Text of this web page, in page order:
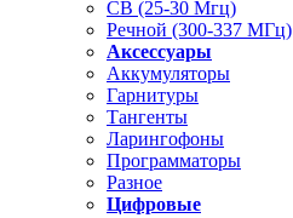
CB (25-30 Мгц)
Речной (300-337 МГц)
Аксессуары
Аккумуляторы
Гарнитуры
Тангенты
Ларингофоны
Программаторы
Разное
Цифровые